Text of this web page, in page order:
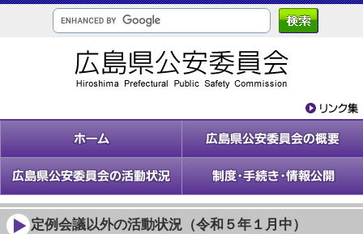
定例会議以外の活動状況（令和５年１月中）